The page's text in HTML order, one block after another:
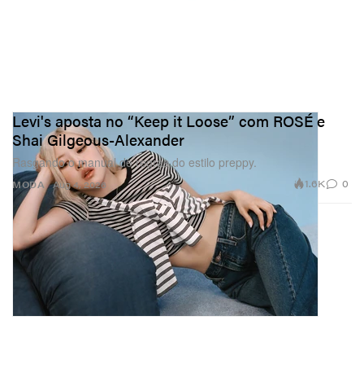
MODA
Levi's aposta no “Keep it Loose” com ROSÉ e
Shai Gilgeous-Alexander
Rasgando o manual de regras do estilo preppy.
Aug 4, 2026 1.6K 0